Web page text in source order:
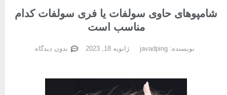
شامپوهای حاوی سولفات یا فری سولفات کدام
مناسب است
نویسنده:javadping ژانویه 18, 2023 بدون دیدگاه